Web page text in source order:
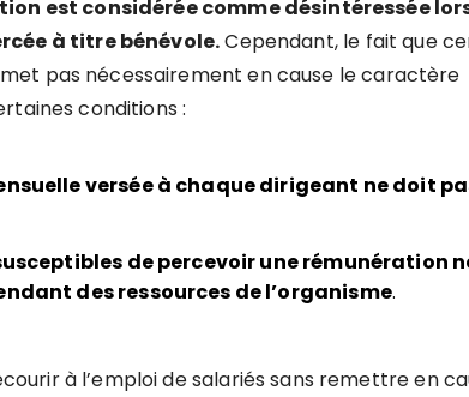
est considérée comme désintéressée
à titre bénévole.Cependant, le fait que
pas nécessairement en cause le caractère
conditions :
versée à chaque dirigeant ne doit
de percevoir une rémunération
des ressources de l’organisme.
à l’emploi de salariés sans remettre en